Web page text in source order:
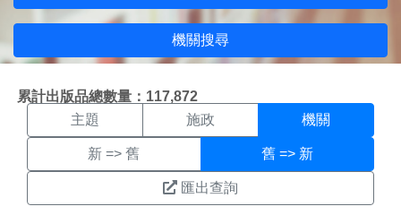
機關搜尋
累計出版品總數量：117,872
機關搜尋結果頁面
主題 施政 機關
新 => 舊 舊 => 新
匯出查詢